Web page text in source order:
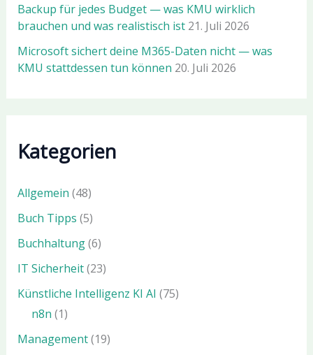
Backup für jedes Budget — was KMU wirklich
brauchen und was realistisch ist 21. Juli 2026
Microsoft sichert deine M365-Daten nicht — was
KMU stattdessen tun können 20. Juli 2026
Kategorien
Allgemein (48)
Buch Tipps (5)
Buchhaltung(6)
IT Sicherheit(23)
Künstliche Intelligenz KI AI (75)
n8n (1)
Management(19)